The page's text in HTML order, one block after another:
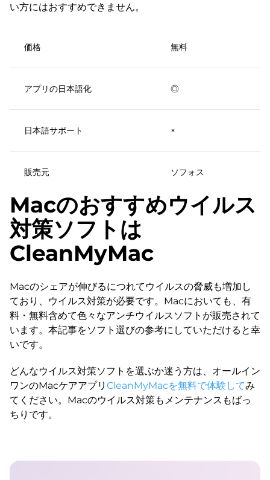
い方にはおすすめできません。
価格 無料
アプリの日本語化 ◎
日本語サポート ×
販売元 ソフォス
Macのおすすめウイルス
対策ソフトは
CleanMyMac
Macのシェアが伸びるにつれてウイルスの脅威も増加し
ており、ウイルス対策が必要です。Macにおいても、有
料・無料含めて色々なアンチウイルスソフトが販売されて
います。本記事をソフト選びの参考にしていただけると幸
いです。
どんなウイルス対策ソフトを選ぶか迷う方は、オールイン
ワンのMacケアアプリ CleanMyMacを無料で体験してみ
てください。Macのウイルス対策もメンテナンスもばっ
ちりです。